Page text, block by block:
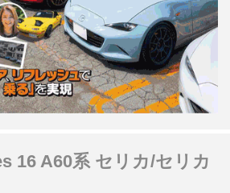
16 A60系 セリカ/セリカ